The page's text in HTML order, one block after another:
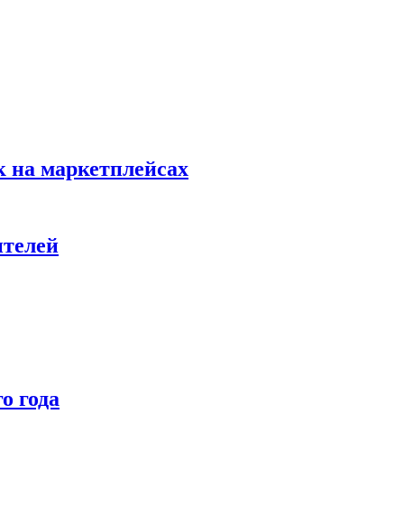
на маркетплейсах
года